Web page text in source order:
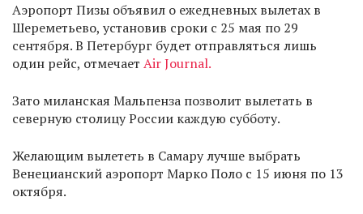
Аэропорт Пизы объявил о ежедневных вылетах в
Шереметьево, установив сроки с 25 мая по 29
сентября. В Петербург будет отправляться лишь
один рейс, отмечает Air Journal.
Зато миланская Мальпенза позволит вылетать в
северную столицу России каждую субботу.
Желающим вылететь в Самару лучше выбрать
Венецианский аэропорт Марко Поло с 15 июня по 13
октября.